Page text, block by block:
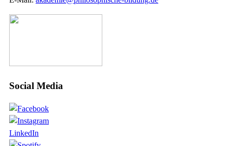
Social Media
LinkedIn